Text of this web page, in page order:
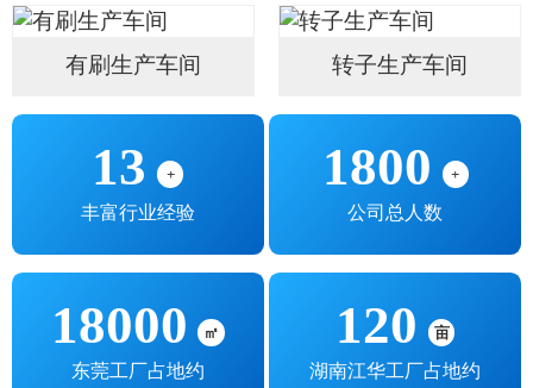
有刷生产车间 转子生产车间
13 +
丰富行业经验
1800 +
公司总人数
18000 ㎡
东莞工厂占地约
120 亩
湖南江华工厂占地约